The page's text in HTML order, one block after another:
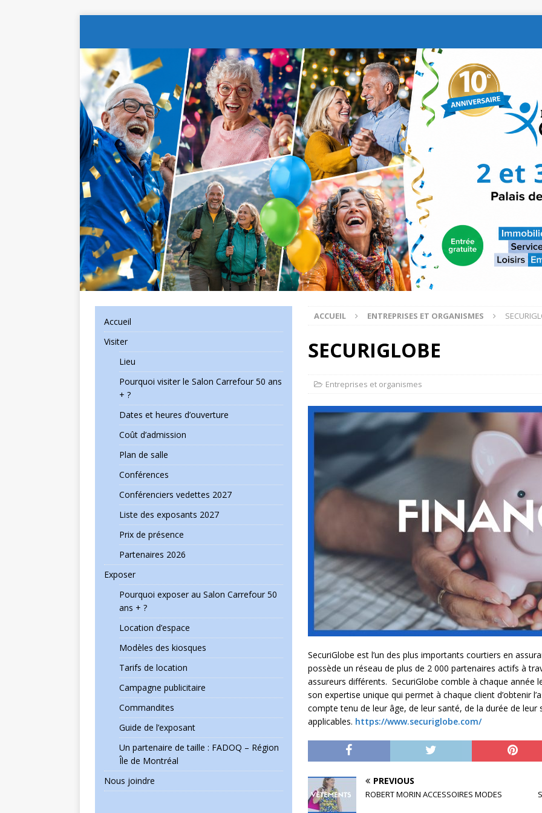
ACCUEIL ENTREPRISES ET ORGANISMES
SECURIGLOBE
Entreprises et organismes
SecuriGlobe est l’un des plus importants courtiers en
possède un réseau de plus de 2 000 partenaires actifs à
assureurs différents. SecuriGlobe comble à chaque année
son expertise unique qui permet à chaque client d’obtenir
compte tenu de leur âge, de leur santé, de la durée de leur
applicables. https://www.securiglobe.com/
PREVIOUS
ROBERT MORIN ACCESSOIRES MODES
Accueil
Visiter
Lieu
Pourquoi visiter le Salon Carrefour 50 ans
+ ?
Dates et heures d’ouverture
Coût d’admission
Plan de salle
Conférences
Conférenciers vedettes 2027
Liste des exposants 2027
Prix de présence
Partenaires 2026
Exposer
Pourquoi exposer au Salon Carrefour 50
ans + ?
Location d’espace
Modèles des kiosques
Tarifs de location
Campagne publicitaire
Commandites
Guide de l’exposant
Un partenaire de taille : FADOQ – Région
Île de Montréal
Nous joindre